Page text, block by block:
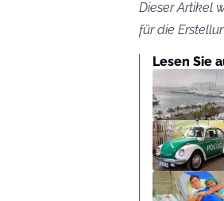
Dieser Artikel
für die
Lesen Sie